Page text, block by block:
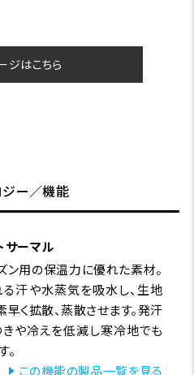
ジはこちら
ジー／機能
サーマル
ン用の保温力に優れた素材。
汗や水蒸気を吸水し、生地
早く拡散、蒸散させます。発汗
や冷えを低減し寒冷地でも
。
この機能の製品一覧を見る